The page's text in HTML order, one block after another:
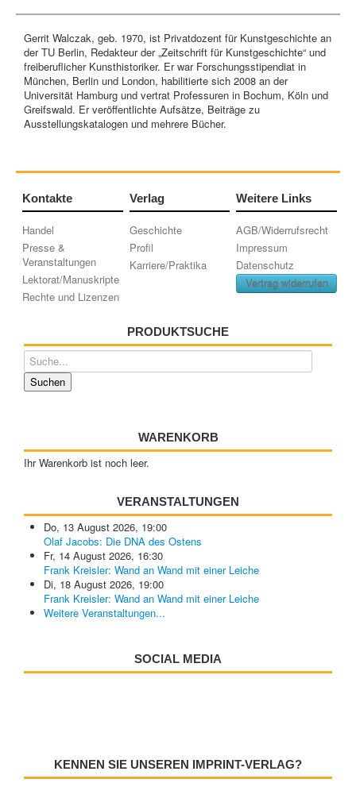
Gerrit Walczak, geb. 1970, ist Privatdozent für Kunstgeschichte an
der TU Berlin, Redakteur der „Zeitschrift für Kunstgeschichte“ und
freiberuflicher Kunsthistoriker. Er war Forschungsstipendiat in
München, Berlin und London, habilitierte sich 2008 an der
Universität Hamburg und vertrat Professuren in Bochum, Köln und
Greifswald. Er veröffentlichte Aufsätze, Beiträge zu
Ausstellungskatalogen und mehrere Bücher.
Kontakte
Handel
Presse &
Veranstaltungen
Lektorat/Manuskripte
Rechte und Lizenzen
Verlag
Geschichte
Profil
Karriere/Praktika
Weitere Links
AGB/Widerrufsrecht
Impressum
Datenschutz
Vertrag widerrufen
PRODUKTSUCHE
WARENKORB
Ihr Warenkorb ist noch leer.
VERANSTALTUNGEN
Do, 13 August 2026, 19:00
Olaf Jacobs: Die DNA des Ostens
Fr, 14 August 2026, 16:30
Frank Kreisler: Wand an Wand mit einer Leiche
Di, 18 August 2026, 19:00
Frank Kreisler: Wand an Wand mit einer Leiche
Weitere Veranstaltungen...
SOCIAL MEDIA
KENNEN SIE UNSEREN IMPRINT-VERLAG?